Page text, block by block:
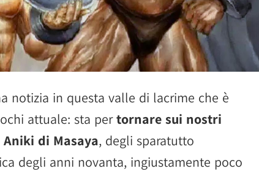
notizia in questa valle di lacrime che è
attuale: sta pertornare sui nostri
di Masaya, degli sparatutto
degli anni novanta, ingiustamente poco